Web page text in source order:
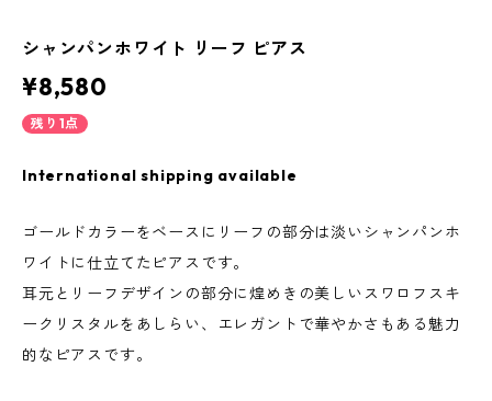
シャンパンホワイト リーフ ピアス
¥8,580
残り1点
International shipping available
ゴールドカラーをベースにリーフの部分は淡いシャンパンホ
ワイトに仕立てたピアスです。
耳元とリーフデザインの部分に煌めきの美しいスワロフスキ
ークリスタルをあしらい、エレガントで華やかさもある魅力
的なピアスです。